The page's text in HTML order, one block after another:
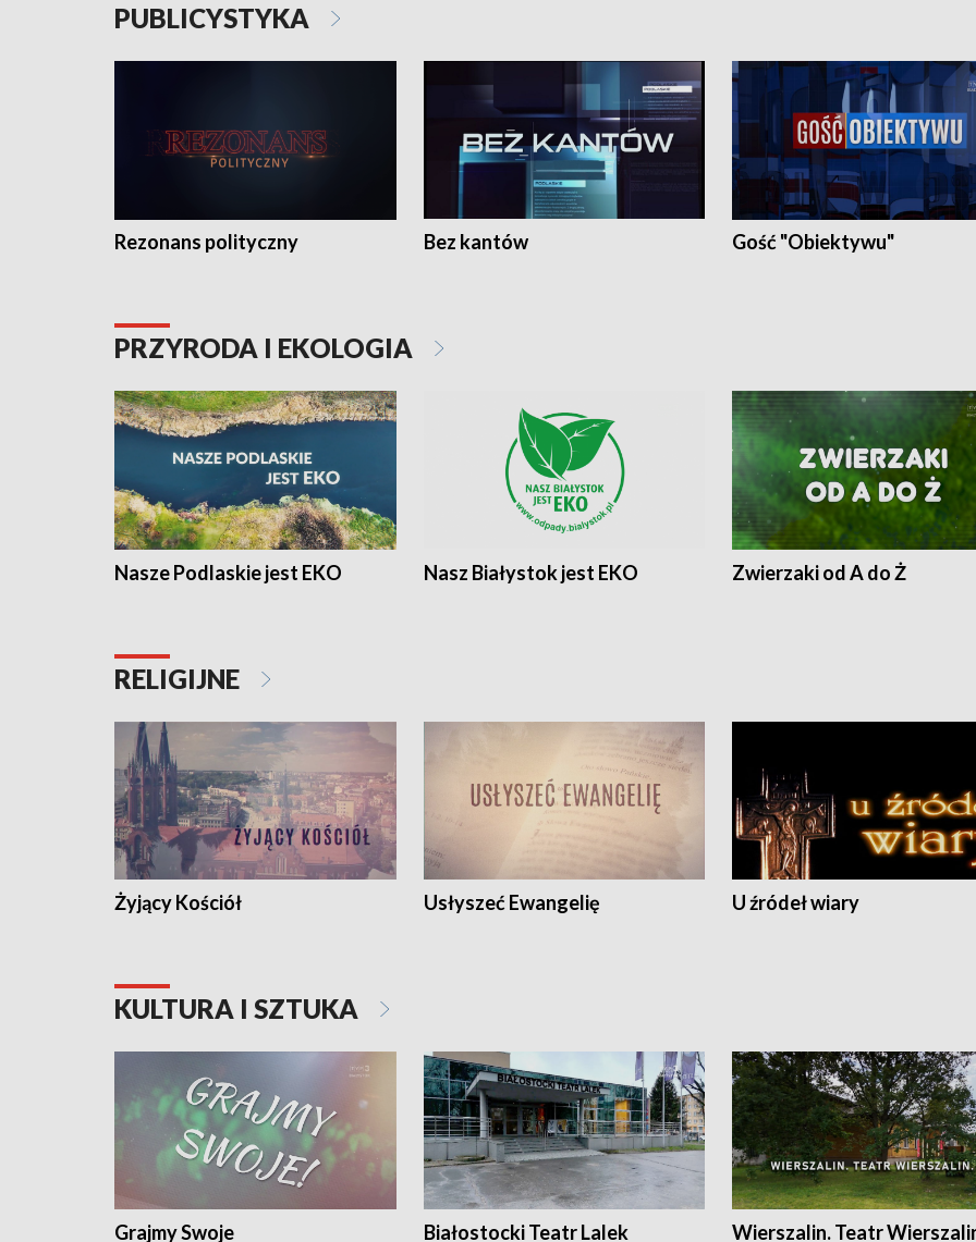
PUBLICYSTYKA
Rezonans polityczny Bez kantów Gość "Obiektywu"
PRZYRODA I EKOLOGIA
Nasze Podlaskie jest EKO Nasz Białystok jest EKO Zwierzaki od A do Ż
RELIGIJNE
Żyjący Kościół Usłyszeć Ewangelię U źródeł wiary
KULTURA I SZTUKA
Grajmy Swoje Białostocki Teatr Lalek Wierszalin. Teatr